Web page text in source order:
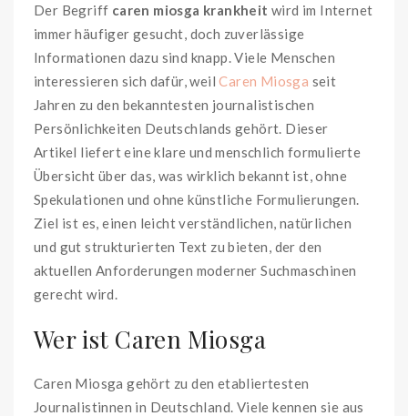
Der Begriff caren miosga krankheit wird im Internet
immer häufiger gesucht, doch zuverlässige
Informationen dazu sind knapp. Viele Menschen
interessieren sich dafür, weilCaren Miosga seit
Jahren zu den bekanntesten journalistischen
Persönlichkeiten Deutschlands gehört. Dieser
Artikel liefert eine klare und menschlich formulierte
Übersicht über das, was wirklich bekannt ist, ohne
Spekulationen und ohne künstliche Formulierungen.
Ziel ist es, einen leicht verständlichen, natürlichen
und gut strukturierten Text zu bieten, der den
aktuellen Anforderungen moderner Suchmaschinen
gerecht wird.
Wer ist Caren Miosga
Caren Miosga gehört zu den etabliertesten
Journalistinnen in Deutschland. Viele kennen sie aus